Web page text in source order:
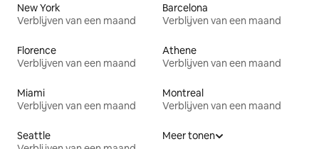
New York
Verblijven van een maand
Barcelona
Verblijven van een maand
Florence
Verblijven van een maand
Athene
Verblijven van een maand
Miami
Verblijven van een maand
Montreal
Verblijven van een maand
Seattle
Meer tonen